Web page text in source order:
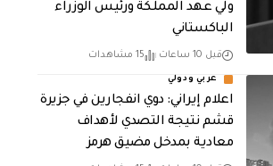
ولي عهد المملكة ورئيس الوزراء
الباكستاني
قبل 10 ساعات 15 مشاهدات
عربي ودولي
اعلام إيراني: دوي انفجارين في جزيرة
قشم نتيجة التصدي لأهداف
معادية بمدخل مضيق هرمز